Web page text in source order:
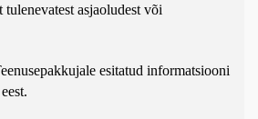
asjaoludest või
esitatud informatsiooni